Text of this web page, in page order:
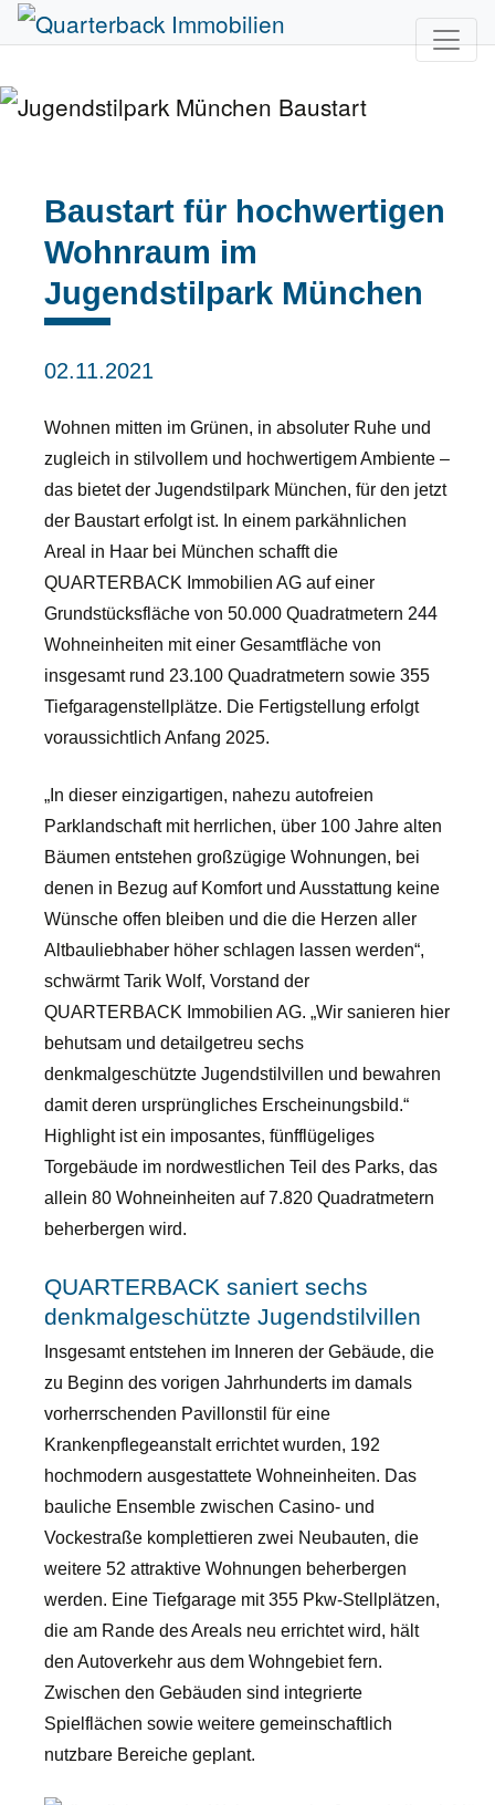
Baustart für hochwertigen
Wohnraum im
Jugendstilpark München
02.11.2021
Wohnen mitten im Grünen, in absoluter Ruhe und
zugleich in stilvollem und hochwertigem Ambiente –
das bietet der Jugendstilpark München, für den jetzt
der Baustart erfolgt ist. In einem parkähnlichen
Areal in Haar bei München schafft die
QUARTERBACK Immobilien AG auf einer
Grundstücksfläche von 50.000 Quadratmetern 244
Wohneinheiten mit einer Gesamtfläche von
insgesamt rund 23.100 Quadratmetern sowie 355
Tiefgaragenstellplätze. Die Fertigstellung erfolgt
voraussichtlich Anfang 2025.
„In dieser einzigartigen, nahezu autofreien
Parklandschaft mit herrlichen, über 100 Jahre alten
Bäumen entstehen großzügige Wohnungen, bei
denen in Bezug auf Komfort und Ausstattung keine
Wünsche offen bleiben und die die Herzen aller
Altbauliebhaber höher schlagen lassen werden“,
schwärmt Tarik Wolf, Vorstand der
QUARTERBACK Immobilien AG. „Wir sanieren hier
behutsam und detailgetreu sechs
denkmalgeschützte Jugendstilvillen und bewahren
damit deren ursprüngliches Erscheinungsbild.“
Highlight ist ein imposantes, fünfflügeliges
Torgebäude im nordwestlichen Teil des Parks, das
allein 80 Wohneinheiten auf 7.820 Quadratmetern
beherbergen wird.
QUARTERBACK saniert sechs
denkmalgeschützte Jugendstilvillen
Insgesamt entstehen im Inneren der Gebäude, die
zu Beginn des vorigen Jahrhunderts im damals
vorherrschenden Pavillonstil für eine
Krankenpflegeanstalt errichtet wurden, 192
hochmodern ausgestattete Wohneinheiten. Das
bauliche Ensemble zwischen Casino- und
Vockestraße komplettieren zwei Neubauten, die
weitere 52 attraktive Wohnungen beherbergen
werden. Eine Tiefgarage mit 355 Pkw-Stellplätzen,
die am Rande des Areals neu errichtet wird, hält
den Autoverkehr aus dem Wohngebiet fern.
Zwischen den Gebäuden sind integrierte
Spielflächen sowie weitere gemeinschaftlich
nutzbare Bereiche geplant.